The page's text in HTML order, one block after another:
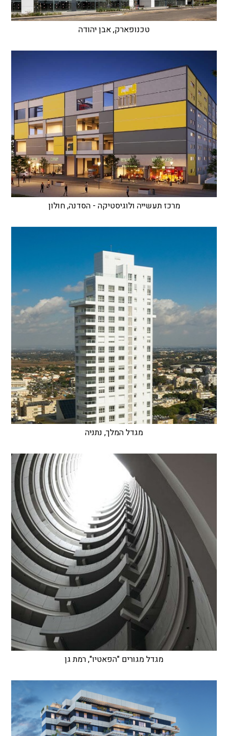
טכנופארק, אבן יהודה
מרכז תעשייה ולוגיסטיקה - הסדנה, חולון
מגדל המלך, נתניה
מגדל מגורים "הפאטיו", רמת גן